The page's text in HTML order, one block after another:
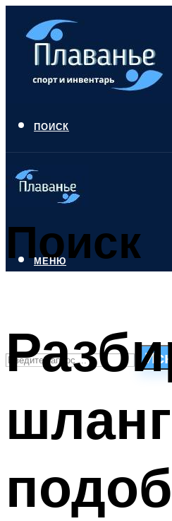
ПОИСК
Поиск
ПЛАВАНЬЕ ДЛЯ ДЕТЕЙ
ПЛАВАНЬЕ ДЛЯ
ОЧИСТКА БАССЕЙНОВ
МЕНЮ